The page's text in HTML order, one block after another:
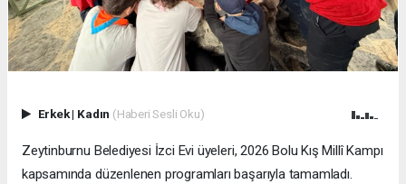
Erkek| Kadın (Haberi Sesli Oku)
Zeytinburnu Belediyesi İzci Evi üyeleri, 2026 Bolu Kış Millî Kampı
kapsamında düzenlenen programları başarıyla tamamladı.